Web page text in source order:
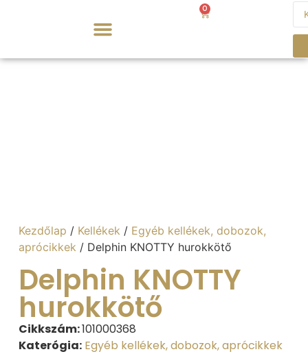
Ft 0
Kezdőlap / Kellékek / Egyéb kellékek, dobozok,
aprócikkek / Delphin KNOTTY hurokkötő
Delphin KNOTTY
hurokkötő
Cikkszám:101000368
Katerógia: Egyéb kellékek, dobozok, aprócikkek